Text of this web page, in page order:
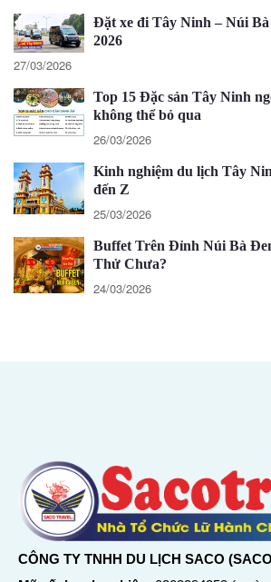
Đặt xe đi Tây Ninh – Núi
2026
27/03/2026
Top 15 Đặc sản Tây Ninh
không thể bỏ qua
26/03/2026
Kinh nghiệm du lịch Tây
đến Z
25/03/2026
Buffet Trên Đỉnh Núi Bà
Thử Chưa?
24/03/2026
CÔNG TY TNHH DU LỊCH SACO